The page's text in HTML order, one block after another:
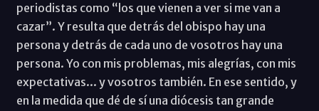
periodistas como “los que vienen a ver si me van a
cazar”. Y resulta que detrás del obispo hay una
persona y detrás de cada uno de vosotros hay una
persona. Yo con mis problemas, mis alegrías, con mis
expectativas... y vosotros también. En ese sentido, y
en la medida que dé de sí una diócesis tan grande